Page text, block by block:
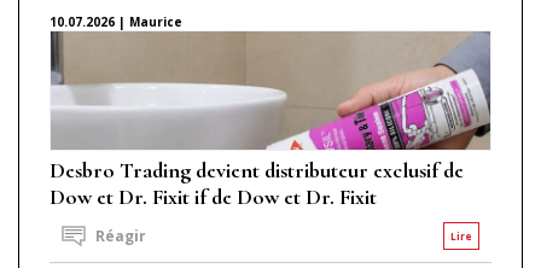
10.07.2026 | Maurice
Desbro Trading devient distributeur exclusif de
Dow et Dr. Fixit if de Dow et Dr. Fixit
Lire
Réagir